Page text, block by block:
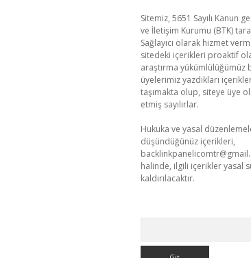
Sitemiz, 5651 Sayılı Kanun
ve İletişim Kurumu (BTK)
Sağlayıcı olarak hizmet
sitedeki içerikleri proaktif
araştırma yükümlülüğümüz
üyelerimiz yazdıkları
taşımakta olup, siteye üye
etmiş sayılırlar.
Hukuka ve yasal
düşündüğünüz içerikleri,
halinde, ilgili içerikler yasal
kaldırılacaktır.